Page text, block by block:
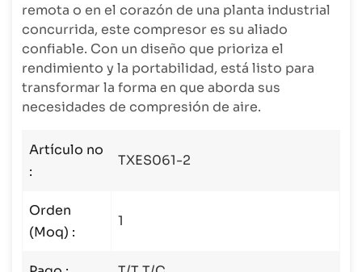
remota o en el corazón de una planta industrial
concurrida, este compresor es su aliado
confiable. Con un diseño que prioriza el
rendimiento y la portabilidad, está listo para
transformar la forma en que aborda sus
necesidades de compresión de aire.
Artículo no
:
TXES061-2
Orden
(Moq) :
1